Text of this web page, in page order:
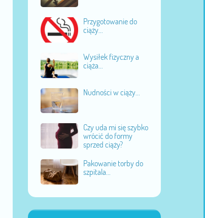
Przygotowanie do
ciąży...
Wysiłek fizyczny a
ciąża...
Nudności w ciąży...
Czy uda mi się szybko
wrócić do formy
sprzed ciąży?
Pakowanie torby do
szpitala...